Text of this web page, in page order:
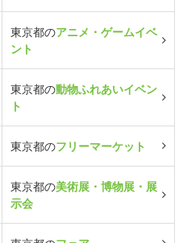
東京都のアニメ・ゲームイベ
ント
東京都の動物ふれあいイベン
ト
東京都のフリーマーケット
東京都の美術展・博物展・展
示会